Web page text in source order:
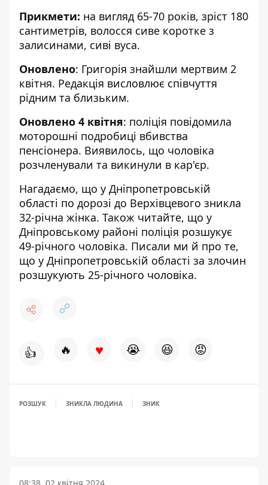
Прикмети: на вигляд 65-70 років, зріст 180
сантиметрів, волосся сиве коротке з
залисинами, сиві вуса.
Оновлено: Григорія знайшли мертвим 2
квітня. Редакція висловлює співчуття
рідним та близьким.
Оновлено 4 квітня: поліція повідомила
моторошні подробиці вбивства
пенсіонера. Виявилось, що чоловіка
розчленували та викинули в кар'єр.
Нагадаємо, що у Дніпропетровській
області по дорозі до Верхівцевого зникла
32-річна жінка. Також читайте, що у
Дніпровському районі поліція розшукує
49-річного чоловіка. Писали ми й про те,
що у Дніпропетровській області за злочин
розшукують 25-річного чоловіка.
👍 🔥 ♥ 😭 😆 😡
РОЗШУК ЗНИКЛА ЛЮДИНА ЗНИК